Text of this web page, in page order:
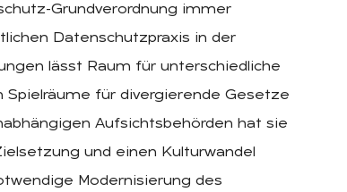
Grundverordnung immer
Datenschutzpraxis in der
lässt Raum für unterschiedliche
für divergierende Gesetze
Aufsichtsbehörden hat sie
und einen Kulturwandel
Modernisierung des